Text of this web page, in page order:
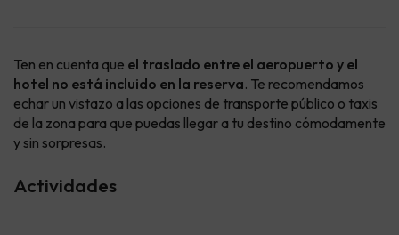
Ten en cuenta que el traslado entre el aeropuerto y el
hotel no está incluido en la reserva. Te recomendamos
echar un vistazo a las opciones de transporte público o taxis
de la zona para que puedas llegar a tu destino cómodamente
y sin sorpresas.
Actividades